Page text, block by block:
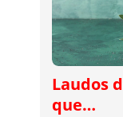
Laudos
que…